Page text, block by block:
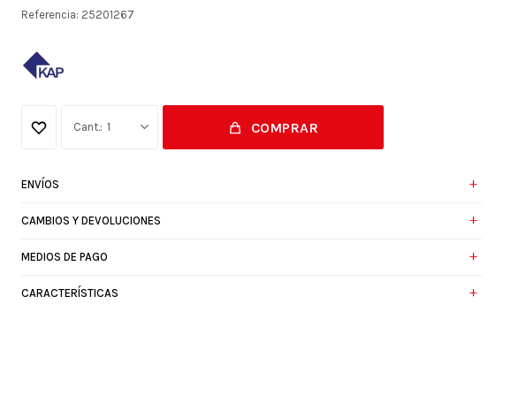
Referencia: 25201267
1 COMPRAR
ENVÍOS
CAMBIOS Y DEVOLUCIONES
MEDIOS DE PAGO
CARACTERÍSTICAS